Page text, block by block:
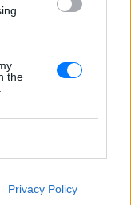
the
Privacy Policy
ανθρώπινο
έγγραφα
στρατιωτικών
για ανεξήγητα